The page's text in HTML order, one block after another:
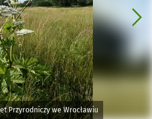
Przyrodniczy we Wrocławiu